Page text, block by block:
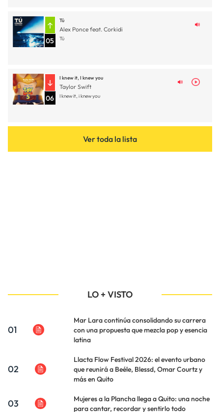
05
Tú
Alex Ponce feat. Corkidi
Tú
06
I knew it, I knew you
Taylor Swift
I knew it, i knew you
Ver toda la lista
LO + VISTO
01
Mar Lara continúa consolidando su carrera
con una propuesta que mezcla pop y esencia
latina
02
Llacta Flow Festival 2026: el evento urbano
que reunirá a Beéle, Blessd, Omar Courtz y
más en Quito
03
Mujeres a la Plancha llega a Quito: una noche
para cantar, recordar y sentirlo todo